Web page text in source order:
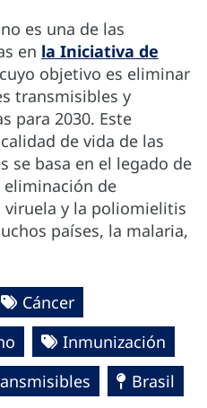
es una de las
en la Iniciativa de
objetivo es eliminar
transmisibles y
para 2030. Este
de vida de las
se basa en el legado de
eliminación de
viruela y la poliomielitis
países, la malaria,
Cáncer
Inmunización
Brasil